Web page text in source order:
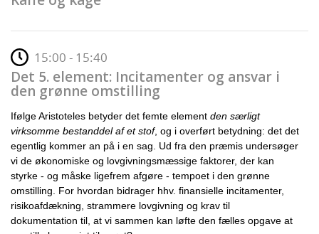
15:00 - 15:40
Det 5. element: Incitamenter og ansvar i
den grønne omstilling
Ifølge Aristoteles betyder det femte element den særligt
virksomme bestanddel af et stof, og i overført betydning: det det
egentlig kommer an på i en sag. Ud fra den præmis undersøger
vi de økonomiske og lovgivningsmæssige faktorer, der kan
styrke - og måske ligefrem afgøre - tempoet i den grønne
omstilling. For hvordan bidrager hhv. finansielle incitamenter,
risikoafdækning, strammere lovgivning og krav til
dokumentation til, at vi sammen kan løfte den fælles opgave at